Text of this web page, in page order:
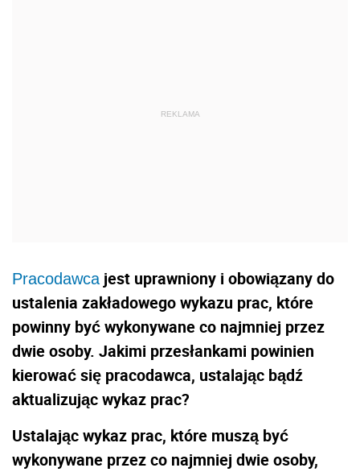
Pracodawcajest uprawniony i obowiązany do
ustalenia zakładowego wykazu prac, które
powinny być wykonywane co najmniej przez
dwie osoby. Jakimi przesłankami powinien
kierować się pracodawca, ustalając bądź
aktualizując wykaz prac?
Ustalając wykaz prac, które muszą być
wykonywane przez co najmniej dwie osoby,